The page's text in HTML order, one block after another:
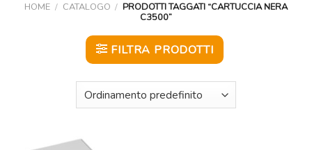
HOME / CATALOGO / PRODOTTI TAGGATI “CARTUCCIA NERA
C3500”
FILTRA PRODOTTI